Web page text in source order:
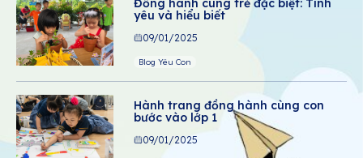
Đồng hành cùng trẻ đặc biệt: Tình
yêu và hiểu biết
09/01/2025
Blog Yêu Con
Hành trang đồng hành cùng con
bước vào lớp 1
09/01/2025